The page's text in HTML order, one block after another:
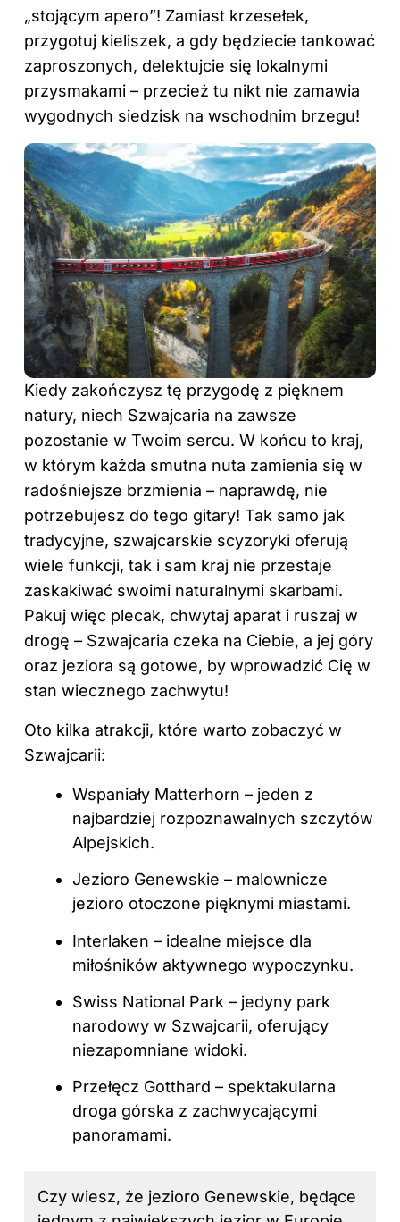
„stojącym apero”! Zamiast krzesełek,
przygotuj kieliszek, a gdy będziecie tankować
zaproszonych, delektujcie się lokalnymi
przysmakami – przecież tu nikt nie zamawia
wygodnych siedzisk na wschodnim brzegu!
Kiedy zakończysz tę przygodę z pięknem
natury, niech Szwajcaria na zawsze
pozostanie w Twoim sercu. W końcu to kraj,
w którym każda smutna nuta zamienia się w
radośniejsze brzmienia – naprawdę, nie
potrzebujesz do tego gitary! Tak samo jak
tradycyjne, szwajcarskie scyzoryki oferują
wiele funkcji, tak i sam kraj nie przestaje
zaskakiwać swoimi naturalnymi skarbami.
Pakuj więc plecak, chwytaj aparat i ruszaj w
drogę – Szwajcaria czeka na Ciebie, a jej góry
oraz jeziora są gotowe, by wprowadzić Cię w
stan wiecznego zachwytu!
Oto kilka atrakcji, które warto zobaczyć w
Szwajcarii:
Wspaniały Matterhorn – jeden z
najbardziej rozpoznawalnych szczytów
Alpejskich.
Jezioro Genewskie – malownicze
jezioro otoczone pięknymi miastami.
Interlaken – idealne miejsce dla
miłośników aktywnego wypoczynku.
Swiss National Park – jedyny park
narodowy w Szwajcarii, oferujący
niezapomniane widoki.
Przełęcz Gotthard – spektakularna
droga górska z zachwycającymi
panoramami.
Czy wiesz, że jezioro Genewskie, będące